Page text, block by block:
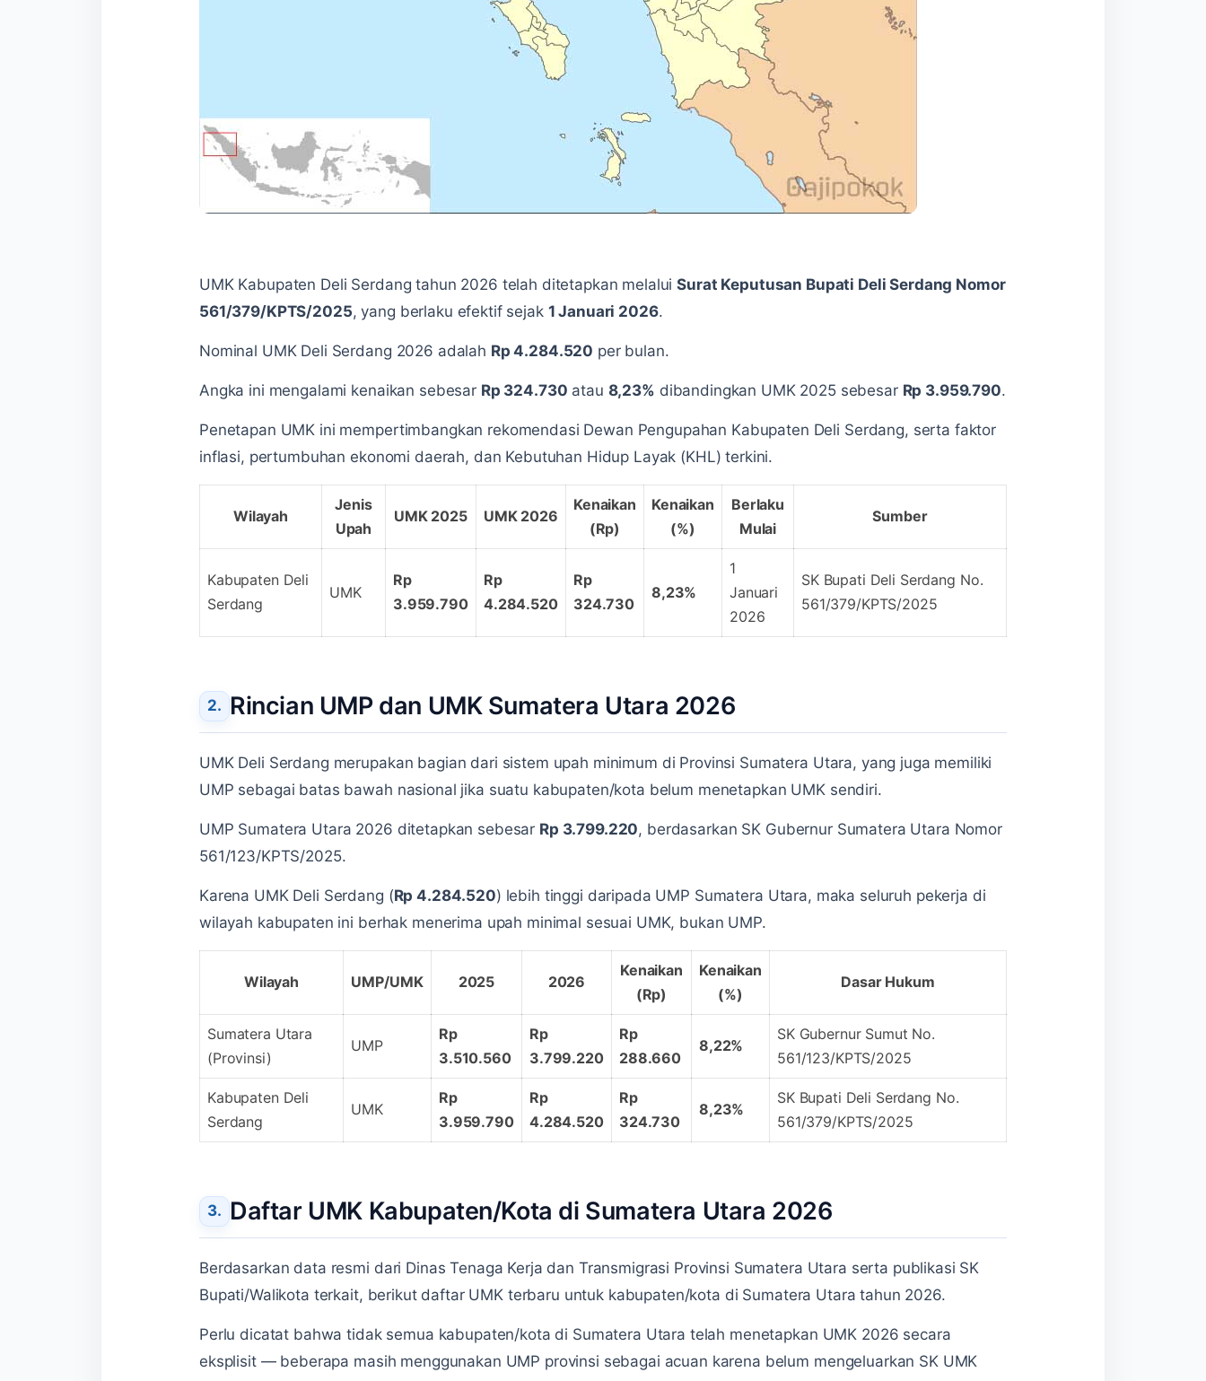
UMK Kabupaten Deli Serdang tahun 2026 telah ditetapkan melaluiSurat Keputusan Bupati Deli Serdang Nomor
561/379/KPTS/2025, yang berlaku efektif sejak 1 Januari 2026.
Nominal UMK Deli Serdang 2026 adalah Rp 4.284.520 per bulan.
Angka ini mengalami kenaikan sebesar Rp 324.730 atau 8,23% dibandingkan UMK 2025 sebesar Rp 3.959.790.
Penetapan UMK ini mempertimbangkan rekomendasi Dewan Pengupahan Kabupaten Deli Serdang, serta faktor
inflasi, pertumbuhan ekonomi daerah, dan Kebutuhan Hidup Layak (KHL) terkini.
Wilayah
Jenis
Upah
UMK 2025 UMK 2026
Kenaikan
(Rp)
Kenaikan
(%)
Berlaku
Mulai
Sumber
Kabupaten Deli
Serdang
UMK
Rp
3.959.790
Rp
4.284.520
Rp
324.730
8,23%
1
Januari
2026
SK Bupati Deli Serdang No.
561/379/KPTS/2025
Rincian UMP dan UMK Sumatera Utara 2026
UMK Deli Serdang merupakan bagian dari sistem upah minimum di Provinsi Sumatera Utara, yang juga memiliki
UMP sebagai batas bawah nasional jika suatu kabupaten/kota belum menetapkan UMK sendiri.
UMP Sumatera Utara 2026 ditetapkan sebesar Rp 3.799.220, berdasarkan SK Gubernur Sumatera Utara Nomor
561/123/KPTS/2025.
Karena UMK Deli Serdang (Rp 4.284.520) lebih tinggi daripada UMP Sumatera Utara, maka seluruh pekerja di
wilayah kabupaten ini berhak menerima upah minimal sesuai UMK, bukan UMP.
Wilayah UMP/UMK 2025 2026
Kenaikan
(Rp)
Kenaikan
(%)
Dasar Hukum
Sumatera Utara
(Provinsi)
UMP
Rp
3.510.560
Rp
3.799.220
Rp
288.660
8,22%
SK Gubernur Sumut No.
561/123/KPTS/2025
Kabupaten Deli
Serdang
UMK
Rp
3.959.790
Rp
4.284.520
Rp
324.730
8,23%
SK Bupati Deli Serdang No.
561/379/KPTS/2025
Daftar UMK Kabupaten/Kota di Sumatera Utara 2026
Berdasarkan data resmi dari Dinas Tenaga Kerja dan Transmigrasi Provinsi Sumatera Utara serta publikasi SK
Bupati/Walikota terkait, berikut daftar UMK terbaru untuk kabupaten/kota di Sumatera Utara tahun 2026.
Perlu dicatat bahwa tidak semua kabupaten/kota di Sumatera Utara telah menetapkan UMK 2026 secara
eksplisit — beberapa masih menggunakan UMP provinsi sebagai acuan karena belum mengeluarkan SK UMK